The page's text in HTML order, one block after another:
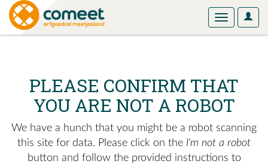
User
Toggle
PLEASE CONFIRM THAT
YOU ARE NOT A ROBOT
We have a hunch that you might be a robot scanning
this site for data. Please click on the I'm not a robot
button and follow the provided instructions to